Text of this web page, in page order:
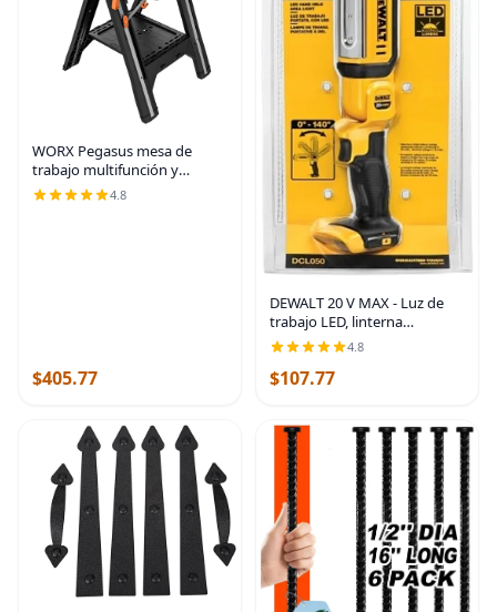
WORX Pegasus mesa de
trabajo multifunción y
Sawhorse con abrazaderas
rápidas y tenazas de sujeción
4.8
$405.77
DEWALT 20 V MAX - Luz de
trabajo LED, linterna
recargable, cabezal giratorio,
solo herramienta (DCL050)
4.8
$107.77